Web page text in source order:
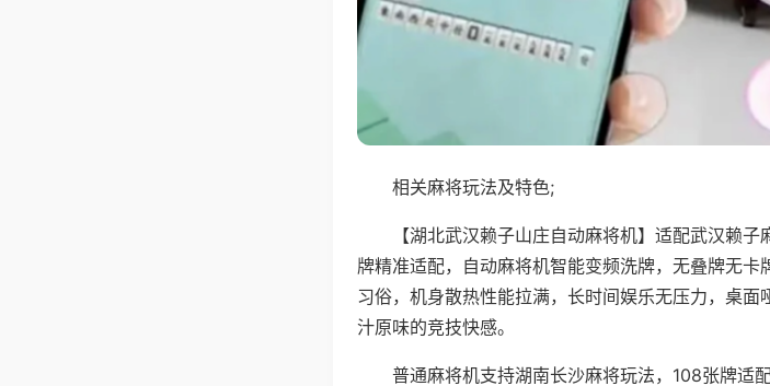
相关麻将玩法及特色;
【湖北武汉赖子山庄自动麻将机】适配武汉赖
牌精准适配，自动麻将机智能变频洗牌，无叠牌无
习俗，机身散热性能拉满，长时间娱乐无压力，桌
汁原味的竞技快感。
普通麻将机支持湖南长沙麻将玩法，108张牌适